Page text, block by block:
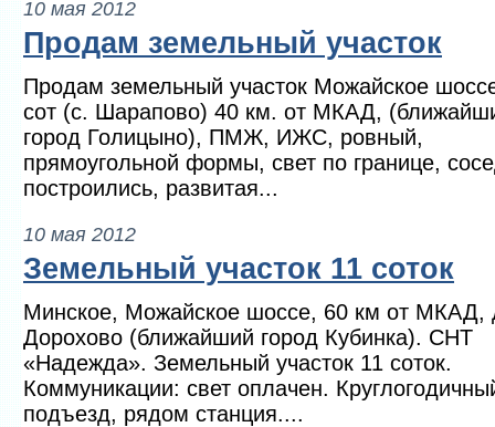
10 мая 2012
Продам земельный участок
Продам земельный участок Можайское
сот (с. Шарапово) 40 км. от МКАД,
город Голицыно), ПМЖ, ИЖС, ровный,
прямоугольной формы, свет по границе,
построились, развитая...
10 мая 2012
Земельный участок 11 соток
Минское, Можайское шоссе, 60 км от МКАД,
Дорохово (ближайший город Кубинка). СНТ
«Надежда». Земельный участок 11 соток.
Коммуникации: свет оплачен.
подъезд, рядом станция....